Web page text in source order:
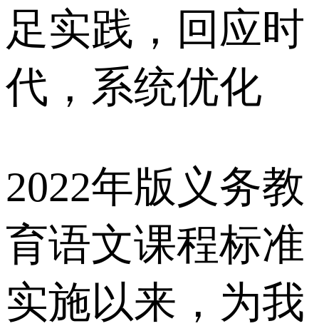
足实践，回应时
代，系统优化
2022年版义务教
育语文课程标准
实施以来，为我